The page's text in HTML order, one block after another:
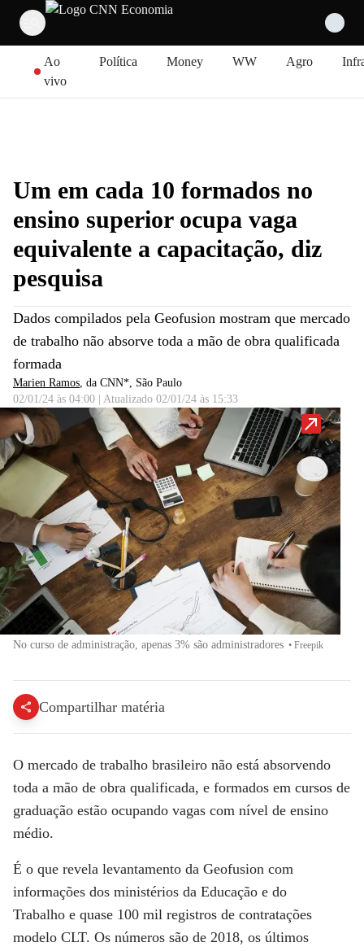
Ao
vivo
Política Money WW Agro
Um em cada 10 formados no
ensino superior ocupa vaga
equivalente a capacitação, diz
pesquisa
Dados compilados pela Geofusion mostram que mercado
de trabalho não absorve toda a mão de obra qualificada
formada
Marien Ramos, da CNN*, São Paulo
02/01/24 às 04:00
Atualizado 02/01/24 às 15:33
No curso de administração, apenas 3% são administradores • Freepik
Compartilhar matéria
O mercado de trabalho brasileiro não está absorvendo
toda a mão de obra qualificada, e formados em cursos de
graduação estão ocupando vagas com nível de ensino
médio.
É o que revela levantamento da Geofusion com
informações dos ministérios da Educação e do
Trabalho e quase 100 mil registros de contratações
modelo CLT. Os números são de 2018, os últimos